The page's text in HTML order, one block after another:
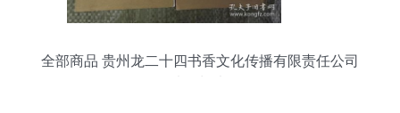
全部商品 贵州龙二十四书香文化传播有限责任公司